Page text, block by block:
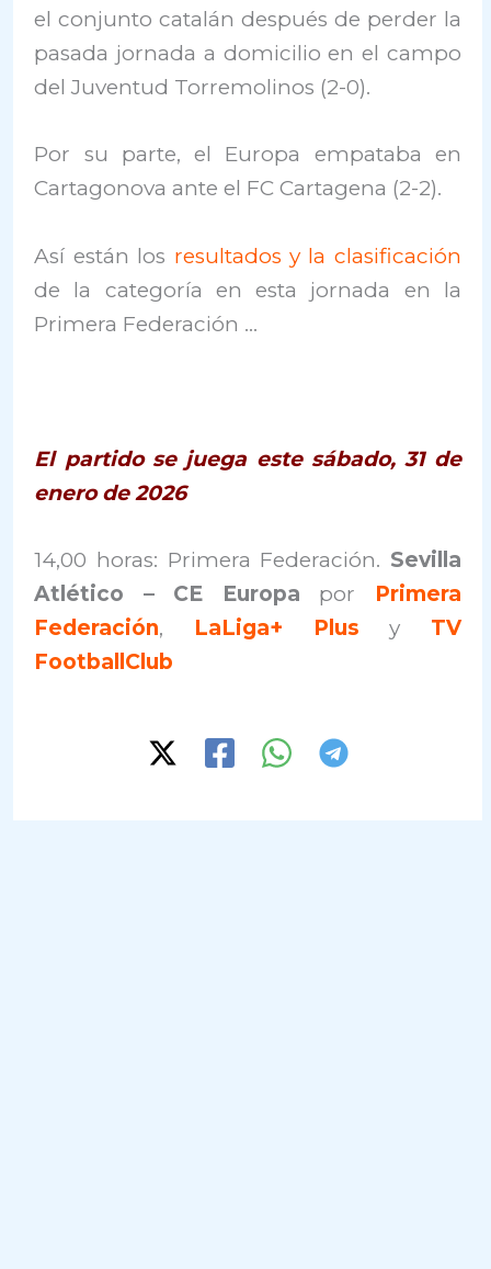
el conjunto catalán después de perder la
pasada jornada a domicilio en el campo
del Juventud Torremolinos (2-0).
Por su parte, el Europa empataba en
Cartagonova ante el FC Cartagena (2-2).
Así están los resultados y la clasificación
de la categoría en esta jornada en la
Primera Federación …
El partido se juega este sábado, 31 de
enero de 2026
14,00 horas: Primera Federación. Sevilla
Atlético – CE Europa por Primera
Federación, LaLiga+ Plus y TV
FootballClub